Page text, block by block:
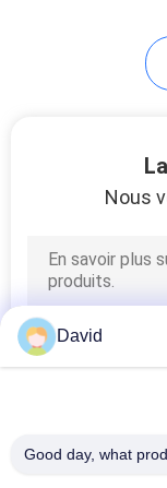
de
Nous
David
Good day, what